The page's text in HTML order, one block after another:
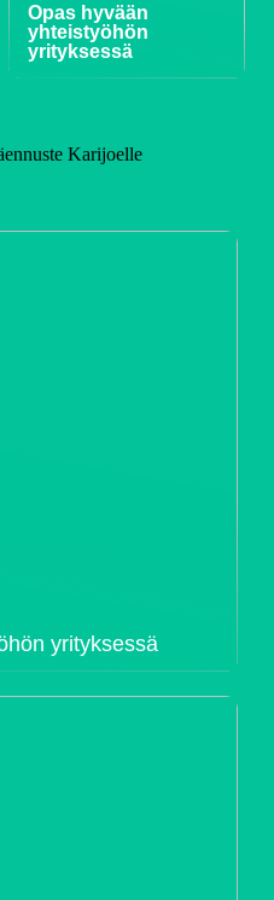
Opas hyvään
yhteistyöhön
yrityksessä
Karijoelle
yrityksessä